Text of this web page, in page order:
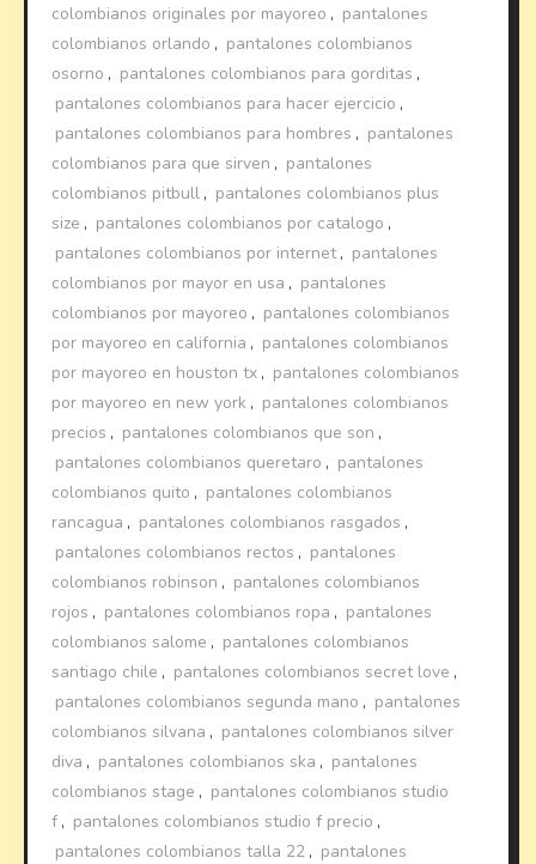
colombianos originales por mayoreo , pantalones
colombianos orlando , pantalones colombianos
osorno , pantalones colombianos para gorditas ,
pantalones colombianos para hacer ejercicio ,
pantalones colombianos para hombres , pantalones
colombianos para que sirven , pantalones
colombianos pitbull , pantalones colombianos plus
size , pantalones colombianos por catalogo ,
pantalones colombianos por internet, pantalones
colombianos por mayor en usa , pantalones
colombianos por mayoreo , pantalones colombianos
por mayoreo en california , pantalones colombianos
por mayoreo en houston tx , pantalones colombianos
por mayoreo en new york , pantalones colombianos
precios , pantalones colombianos que son ,
pantalones colombianos queretaro , pantalones
colombianos quito , pantalones colombianos
rancagua , pantalones colombianos rasgados ,
pantalones colombianos rectos , pantalones
colombianos robinson , pantalones colombianos
rojos , pantalones colombianos ropa , pantalones
colombianos salome , pantalones colombianos
santiago chile , pantalones colombianos secret love ,
pantalones colombianos segunda mano , pantalones
colombianos silvana , pantalones colombianos silver
diva , pantalones colombianos ska , pantalones
colombianos stage , pantalones colombianos studio
f , pantalones colombianos studio f precio ,
pantalones colombianos talla 22 , pantalones